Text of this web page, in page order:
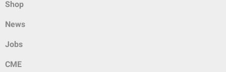
Shop
News
Jobs
CME